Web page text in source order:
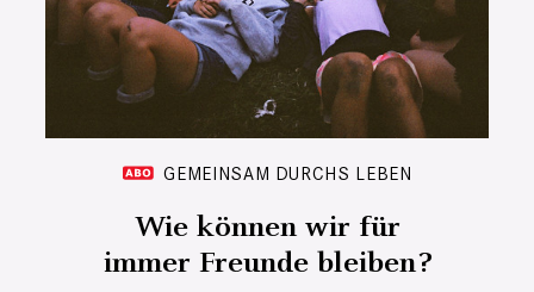
GEMEINSAM DURCHS LEBEN
Wie können wir für
immer Freunde bleiben?